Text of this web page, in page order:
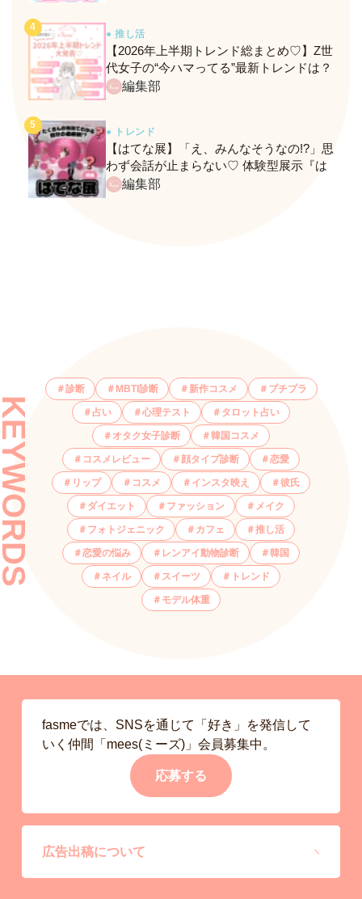
● 推し活
【2026年上半期トレンド総まとめ♡】Z世
代女子の“今ハマってる”最新トレンドは？
ネクストバズ予報もチェック♪
編集部
● トレンド
【はてな展】「え、みんなそうなの!?」思
わず会話が止まらない♡ 体験型展示『は
てな展』に行ってきたレポ
編集部
診断 MBTI診断 新作コスメ プチプラ
占い 心理テスト タロット占い
オタク女子診断 韓国コスメ
コスメレビュー 顔タイプ診断 恋愛
リップ コスメ インスタ映え 彼氏
ダイエット ファッション メイク
フォトジェニック カフェ 推し活
恋愛の悩み レンアイ動物診断 韓国
ネイル スイーツ トレンド
モデル体重
fasmeでは、SNSを通じて「好き」を発信して
いく仲間「mees(ミーズ)」会員募集中。
応募する
広告出稿について